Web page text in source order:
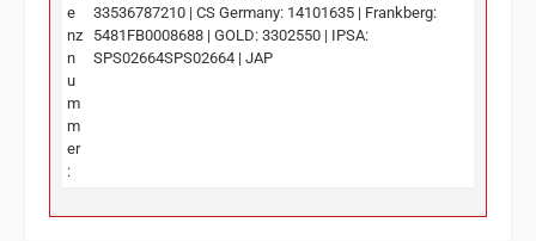
e
nz
n
u
m
m
er
:
33536787210 | CS Germany: 14101635 | Frankberg:
5481FB0008688 | GOLD: 3302550 | IPSA:
SPS02664SPS02664 | JAP